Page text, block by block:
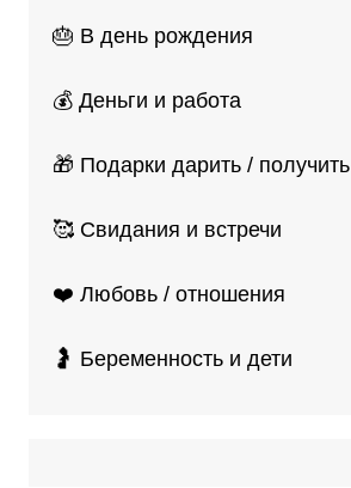
🎂 В день рождения
💰 Деньги и работа
🎁 Подарки дарить / получить
🥰 Свидания и встречи
❤️ Любовь / отношения
🤰 Беременность и дети